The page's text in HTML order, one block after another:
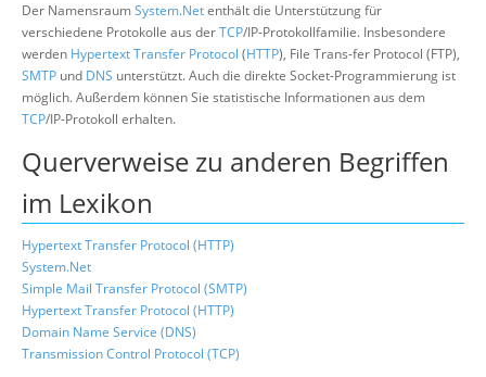
Der NamensraumSystem.Netenthält die Unterstützung für
verschiedene Protokolle aus derTCP/IP-Protokollfamilie. Insbesondere
werden Hypertext Transfer Protocol (HTTP), File Trans-fer Protocol (FTP),
SMTP und DNS unterstützt. Auch die direkte Socket-Programmierung ist
möglich. Außerdem können Sie statistische Informationen aus dem
TCP/IP-Protokoll erhalten.
Querverweise zu anderen Begriffen
im Lexikon
Hypertext Transfer Protocol (HTTP)
System.Net
Simple Mail Transfer Protocol (SMTP)
Hypertext Transfer Protocol (HTTP)
Domain Name Service (DNS)
Transmission Control Protocol (TCP)